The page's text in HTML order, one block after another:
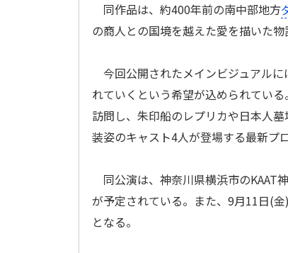
同作品は、約400年前の南中部地方
の商人との国境を越えた愛を描いた物
今回公開されたメインビジュアル
れていくという希望が込められてい
訪問し、朱印船のレプリカや日本人
装姿のキャスト4人が登場する最新プ
同公演は、神奈川県横浜市のKAAT
が予定されている。また、9月11日(
となる。